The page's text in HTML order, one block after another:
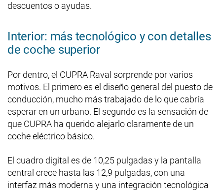
descuentos o ayudas.
Interior: más tecnológico y con detalles
de coche superior
Por dentro, el CUPRA Raval sorprende por varios
motivos. El primero es el diseño general del puesto de
conducción, mucho más trabajado de lo que cabría
esperar en un urbano. El segundo es la sensación de
que CUPRA ha querido alejarlo claramente de un
coche eléctrico básico.
El cuadro digital es de 10,25 pulgadas y la pantalla
central crece hasta las 12,9 pulgadas, con una
interfaz más moderna y una integración tecnológica